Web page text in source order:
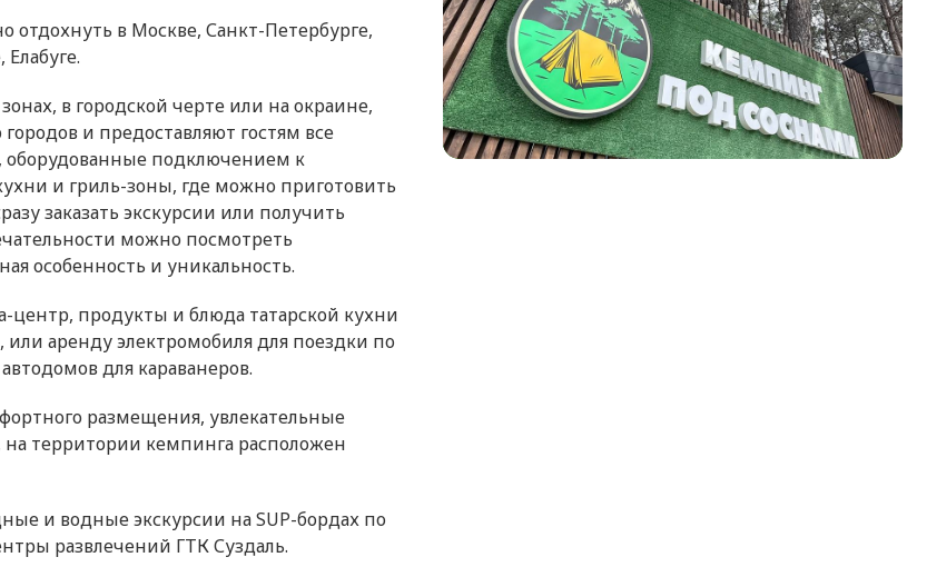
отдохнуть в Москве, Санкт-Петербурге,
в городской черте или на окраине,
и предоставляют гостям все
подключением к
и гриль-зоны, где можно приготовить
заказать экскурсии или получить
можно посмотреть
особенность и уникальность.
продукты и блюда татарской кухни
или аренду электромобиля для поездки по
для караванеров.
размещения, увлекательные
на территории кемпинга расположен
и водные экскурсии на SUP-бордах по
развлечений ГТК Суздаль.